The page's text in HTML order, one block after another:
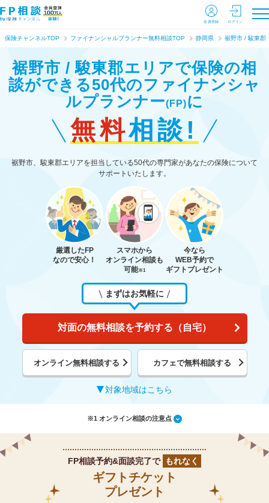
会員登録 ログイン
保険チャンネルTOP ファイナンシャルプランナー無料相談TOP 静岡県 裾野市 / 駿東郡
裾野市 / 駿東郡エリアで保険の相
談ができる50代のファイナンシャ
ルプランナー(FP)に
無料相談!
裾野市、駿東郡エリアを担当している50代の専門家があなたの保険について
サポートいたします。
厳選したFP
なので安心！
スマホから
オンライン相談も
可能※1
今なら
WEB予約で
ギフトプレゼント
まずはお気軽に
対面の無料相談を予約する（自宅）
オンライン無料相談する カフェで無料相談する
対象地域はこちら
※1 オンライン相談の注意点
FP相談予約&面談完了で もれなく
ギフトチケット
プレゼント